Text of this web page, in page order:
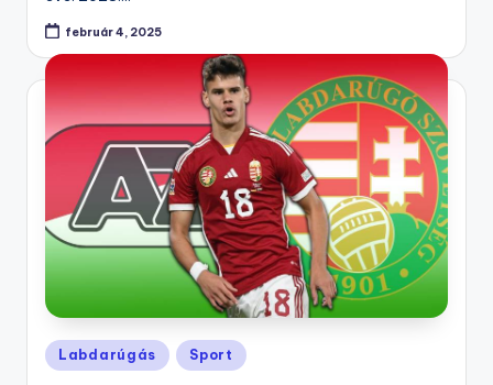
február 4, 2025
Posted
in
Labdarúgás Sport